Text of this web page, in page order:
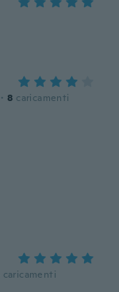
· 8 caricamenti
caricamenti